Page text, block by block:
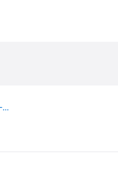
Ei Electronics Rauchmelder Ei650 10 Jahresmelder VdS, DIN, Q-Label zertifiziert